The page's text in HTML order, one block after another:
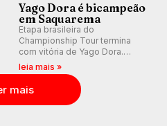
Yago Dora é bicampeão
em Saquarema
Etapa brasileira do
Championship Tour termina
com vitória de Yago Dora.
Sawyer Lindblad vence entre
as mulheres e Leonardo
Fioravanti assume liderança do
ranking mundial da WSL, na
etapa de Saquarema.
leia mais »
mais